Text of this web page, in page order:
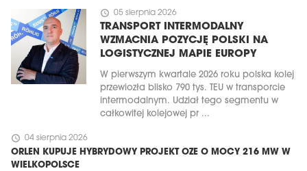
schedule 05 sierpnia 2026
TRANSPORT INTERMODALNY
WZMACNIA POZYCJĘ POLSKI NA
LOGISTYCZNEJ MAPIE EUROPY
W pierwszym kwartale 2026 roku polska kolej
przewiozła blisko 790 tys. TEU w transporcie
intermodalnym. Udział tego segmentu w
całkowitej kolejowej pr ...
schedule 04 sierpnia 2026
ORLEN KUPUJE HYBRYDOWY PROJEKT OZE O MOCY 216 MW W
WIELKOPOLSCE